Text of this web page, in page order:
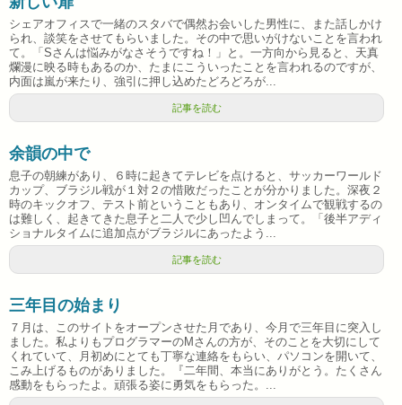
シェアオフィスで一緒のスタバで偶然お会いした男性に、また話しかけ
られ、談笑をさせてもらいました。その中で思いがけないことを言われ
て。「Sさんは悩みがなさそうですね！」と。一方向から見ると、天真
爛漫に映る時もあるのか、たまにこういったことを言われるのですが、
内面は嵐が来たり、強引に押し込めたどろどろが...
記事を読む
余韻の中で
息子の朝練があり、６時に起きてテレビを点けると、サッカーワールド
カップ、ブラジル戦が１対２の惜敗だったことが分かりました。深夜２
時のキックオフ、テスト前ということもあり、オンタイムで観戦するの
は難しく、起きてきた息子と二人で少し凹んでしまって。「後半アディ
ショナルタイムに追加点がブラジルにあったよう...
記事を読む
三年目の始まり
７月は、このサイトをオープンさせた月であり、今月で三年目に突入し
ました。私よりもプログラマーのMさんの方が、そのことを大切にして
くれていて、月初めにとても丁寧な連絡をもらい、パソコンを開いて、
こみ上げるものがありました。『二年間、本当にありがとう。たくさん
感動をもらったよ。頑張る姿に勇気をもらった。...